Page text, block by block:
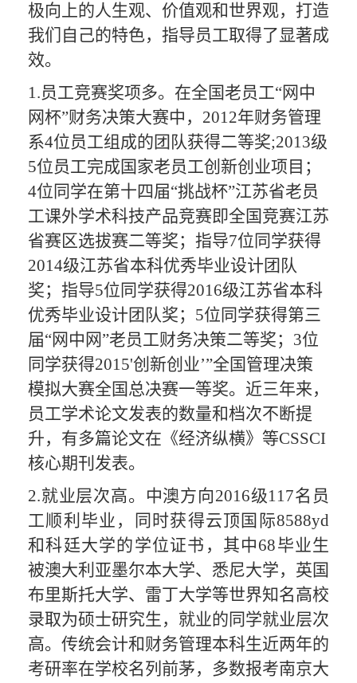
极向上的人生观、价值观和世界观，打造
我们 自己的特色， 指导员工取得了显著成
效。
1.员工竞赛奖项多。 在全国老员工“网中
网杯”财务决策大赛中， 2012年财务管理
系4位员工组成的团队获得二等奖;2013级
5位员工完成国家老员工创新创业项目；
4位同学在第十四届“挑战杯”江苏省老员
工课外学术科技产品竞赛即全国竞赛江苏
省赛区选拔赛二等奖；指导7位同学获得
2014级江苏省本科优秀毕业设计团队
奖；指导5位同学获得2016级江苏省本科
优秀毕业设计团队奖；5位同学获得第三
届“网中网”老员工财务决策二等奖；3位
同学获得2015'创新创业’”全国管理决策
模拟大赛全国总决赛一等奖。近三年来，
员工学术论文发表的数量和档次不断提
升， 有多篇论文在 《经济纵横》等CSSCI
核心期刊 发表。
2.就业层次高。中澳方向2016级117名员
工顺利毕业 ，同时获得云顶国际8588yd
和科廷大学的学位证书 ， 其中68毕业生
被澳大利亚墨尔本大学、悉尼大学，英国
布里斯托大学、雷丁大学等世界知名高校
录取为硕士研究生，就业的同学就业层次
高。传统会计和财务管理本科生近两年的
考研率在学校名列前茅， 多数报考南京大